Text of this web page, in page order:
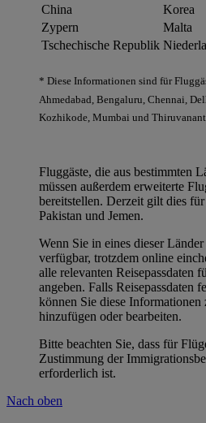
China
Korea
Zypern
Malta
Tschechische Republik
* Diese Informationen sind für
Ahmedabad, Bengaluru, Chennai,
Kozhikode, Mumbai und
Fluggäste, die aus bestimmten
müssen außerdem erweiterte
bereitstellen. Derzeit gilt dies
Pakistan und Jemen.
Wenn Sie in eines dieser
verfügbar, trotzdem online
alle relevanten Reisepassdaten
angeben. Falls Reisepassdaten
können Sie diese
hinzufügen oder bearbeiten.
Bitte beachten Sie, dass für
Zustimmung der
erforderlich ist.
Nach oben